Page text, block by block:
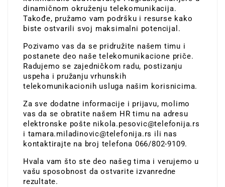
dinamičnom okruženju telekomunikacija.
Takođe, pružamo vam podršku i resurse kako
biste ostvarili svoj maksimalni potencijal.
Pozivamo vas da se pridružite našem timu i
postanete deo naše telekomunikacione priče.
Radujemo se zajedničkom radu, postizanju
uspeha i pružanju vrhunskih
telekomunikacionih usluga našim korisnicima.
Za sve dodatne informacije i prijavu, molimo
vas da se obratite našem HR timu na adresu
elektronske pošte nikola.pesovic@telefonija.rs
i tamara.miladinovic@telefonija.rs ili nas
kontaktirajte na broj telefona 066/802-9109.
Hvala vam što ste deo našeg tima i verujemo u
vašu sposobnost da ostvarite izvanredne
rezultate.